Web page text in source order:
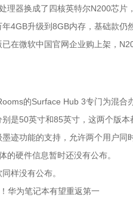
理器换成了四核英特尔N200芯片
4GB升级到8GB内存，基础款
在微软中国官网企业购上架，
的Surface Hub 3专门为混合
是50英寸和85英寸，这两个版
迹功能的支持，允许两个用户
的硬件信息暂时还没有公布。
样没有公布。
华为笔记本有望重返第一